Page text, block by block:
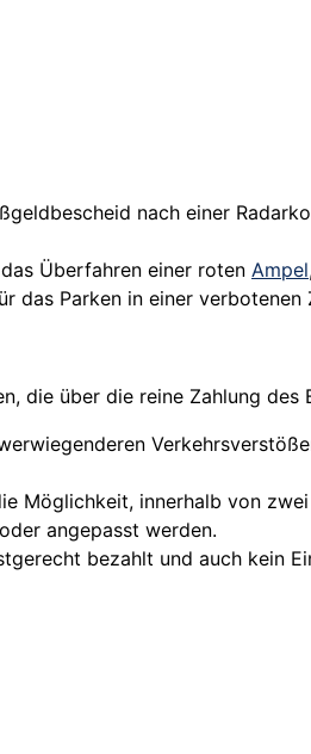
nach einer
Überfahren einer roten Ampel
das Parken in einer
die über die reine Zahlung des
Möglichkeit, innerhalb von
angepasst werden.
bezahlt und auch kein